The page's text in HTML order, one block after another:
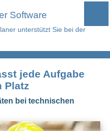
Software
unterstützt Sie bei der
jede Aufgabe
Platz
bei technischen